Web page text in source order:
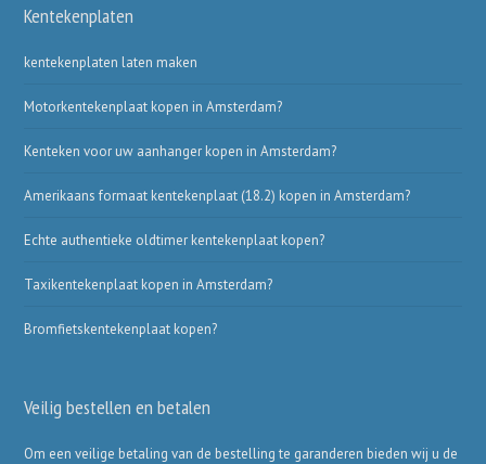
Kentekenplaten
kentekenplaten laten maken
Motorkentekenplaat kopen in Amsterdam?
Kenteken voor uw aanhanger kopen in Amsterdam?
Amerikaans formaat kentekenplaat (18.2) kopen in Amsterdam?
Echte authentieke oldtimer kentekenplaat kopen?
Taxikentekenplaat kopen in Amsterdam?
Bromfietskentekenplaat kopen?
Veilig bestellen en betalen
Om een veilige betaling van de bestelling te garanderen bieden wij u de